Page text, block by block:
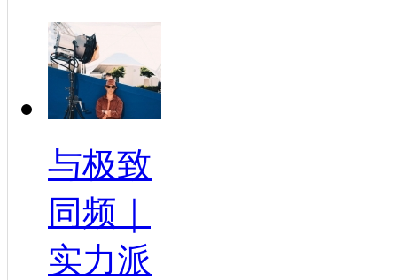
与极致
同频｜
实力派